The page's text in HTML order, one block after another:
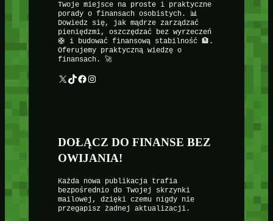
Twoje miejsce na proste i praktyczne
porady o finansach osobistych. 📊
Dowiedz się, jak mądrze zarządzać
pieniędzmi, oszczędzać bez wyrzeczeń
🛟 i budować finansową stabilność 🏦.
Oferujemy praktyczną wiedzę o
finansach. 🚀
X TikTok Facebook Instagram
DOŁĄCZ DO FINANSE BEZ
OWIJANIA!
Każda nowa publikacja trafia
bezpośrednio do Twojej skrzynki
mailowej, dzięki czemu nigdy nie
przegapisz żadnej aktualizacji.